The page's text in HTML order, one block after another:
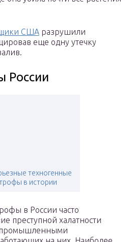
США разрушили
еще одну утечку
России
техногенные
в истории
в России часто
преступной халатности